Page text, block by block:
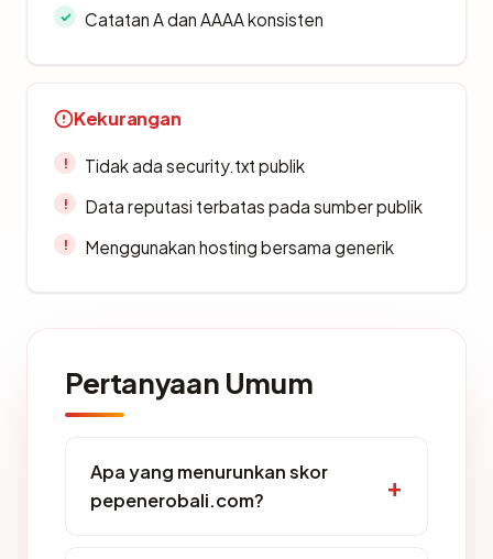
Catatan A dan AAAA konsisten
Kekurangan
Tidak ada security.txt publik
Data reputasi terbatas pada sumber publik
Menggunakan hosting bersama generik
Pertanyaan Umum
Apa yang menurunkan skor
pepenerobali.com?